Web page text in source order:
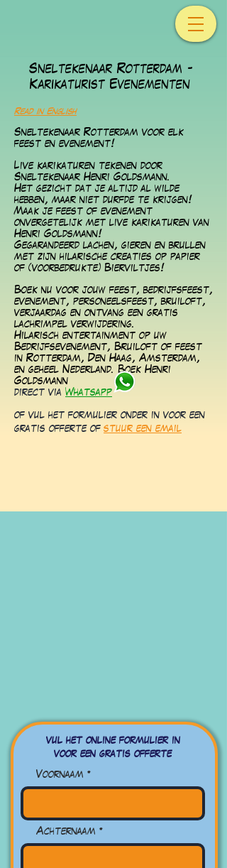
Sneltekenaar Rotterdam -
Karikaturist Evenementen
Read in English
Sneltekenaar Rotterdam voor elk
feest en evenement!
Live karikaturen tekenen door
Sneltekenaar Henri Goldsmann.
Het gezicht dat je altijd al wilde
hebben, maar niet durfde te krijgen!
Maak je feest of evenement
onvergetelijk met live karikaturen van
Henri Goldsmann!
Gegarandeerd lachen, gieren en brullen
met zijn hilarische creaties op papier
of (voorbedrukte) Bierviltjes!
Boek nu voor jouw feest, bedrijfsfeest,
evenement, personeelsfeest, bruiloft,
verjaardag en ontvang een gratis
lachrimpel verwijdering.
Hilarisch entertainment op uw
Bedrijfsevenement, Bruiloft of feest
in Rotterdam, Den Haag, Amsterdam,
en geheel Nederland. Boek Henri
Goldsmann
direct via Whatsapp
of vul het formulier onder in voor een
gratis offerte of stuur een email
vul het online formulier in
voor een gratis offerte
Voornaam
Achternaam